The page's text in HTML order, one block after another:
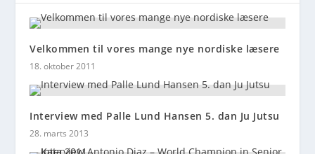
Velkommen til vores mange nye nordiske læsere
18. oktober 2011
Interview med Palle Lund Hansen 5. dan Ju Jutsu
28. marts 2013